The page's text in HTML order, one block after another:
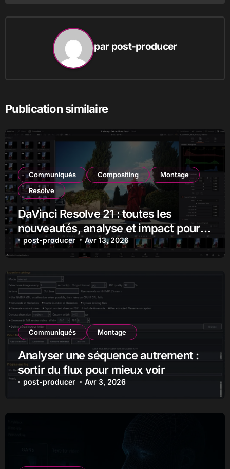
par post-producer
Publication similaire
Communiqués Compositing
Montage
Resolve
DaVinci Resolve 21 : toutes les
nouveautés, analyse et impact pour
les monteurs, étalonneurs et
créateurs
post-producer Avr 13, 2026
Communiqués Montage
Analyser une séquence autrement :
sortir du flux pour mieux voir
post-producer Avr 3, 2026